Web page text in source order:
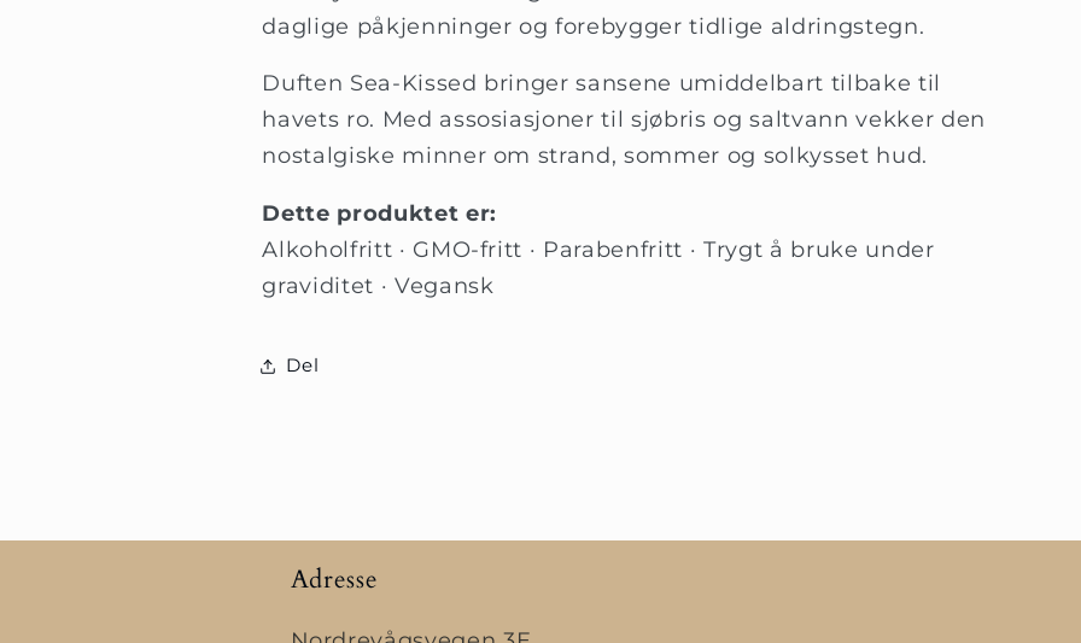
daglige påkjenninger og forebygger tidlige aldringstegn.
Duften Sea-Kissed bringer sansene umiddelbart tilbake til
havets ro. Med assosiasjoner til sjøbris og saltvann vekker den
nostalgiske minner om strand, sommer og solkysset hud.
Dette produktet er:
Alkoholfritt · GMO-fritt · Parabenfritt · Trygt å bruke under
graviditet · Vegansk
Del
Adresse